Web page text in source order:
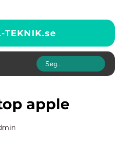
TEKNIK.se
apple